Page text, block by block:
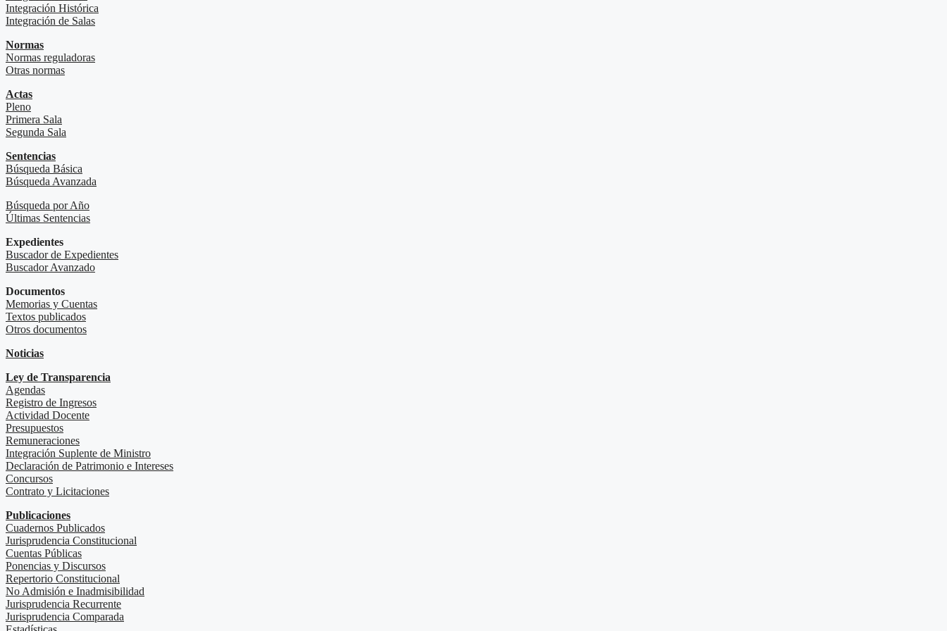
Integración Histórica
Integración de Salas
Normas
Normas reguladoras
Otras normas
Actas
Pleno
Primera Sala
Segunda Sala
Sentencias
Búsqueda Básica
Búsqueda Avanzada
Búsqueda por Año
Últimas Sentencias
Expedientes
Buscador de Expedientes
Buscador Avanzado
Documentos
Memorias y Cuentas
Textos publicados
Otros documentos
Noticias
Ley de Transparencia
Agendas
Registro de Ingresos
Actividad Docente
Presupuestos
Remuneraciones
Integración Suplente de Ministro
Declaración de Patrimonio e Intereses
Concursos
Contrato y Licitaciones
Publicaciones
Cuadernos Publicados
Jurisprudencia Constitucional
Cuentas Públicas
Ponencias y Discursos
Repertorio Constitucional
No Admisión e Inadmisibilidad
Jurisprudencia Recurrente
Jurisprudencia Comparada